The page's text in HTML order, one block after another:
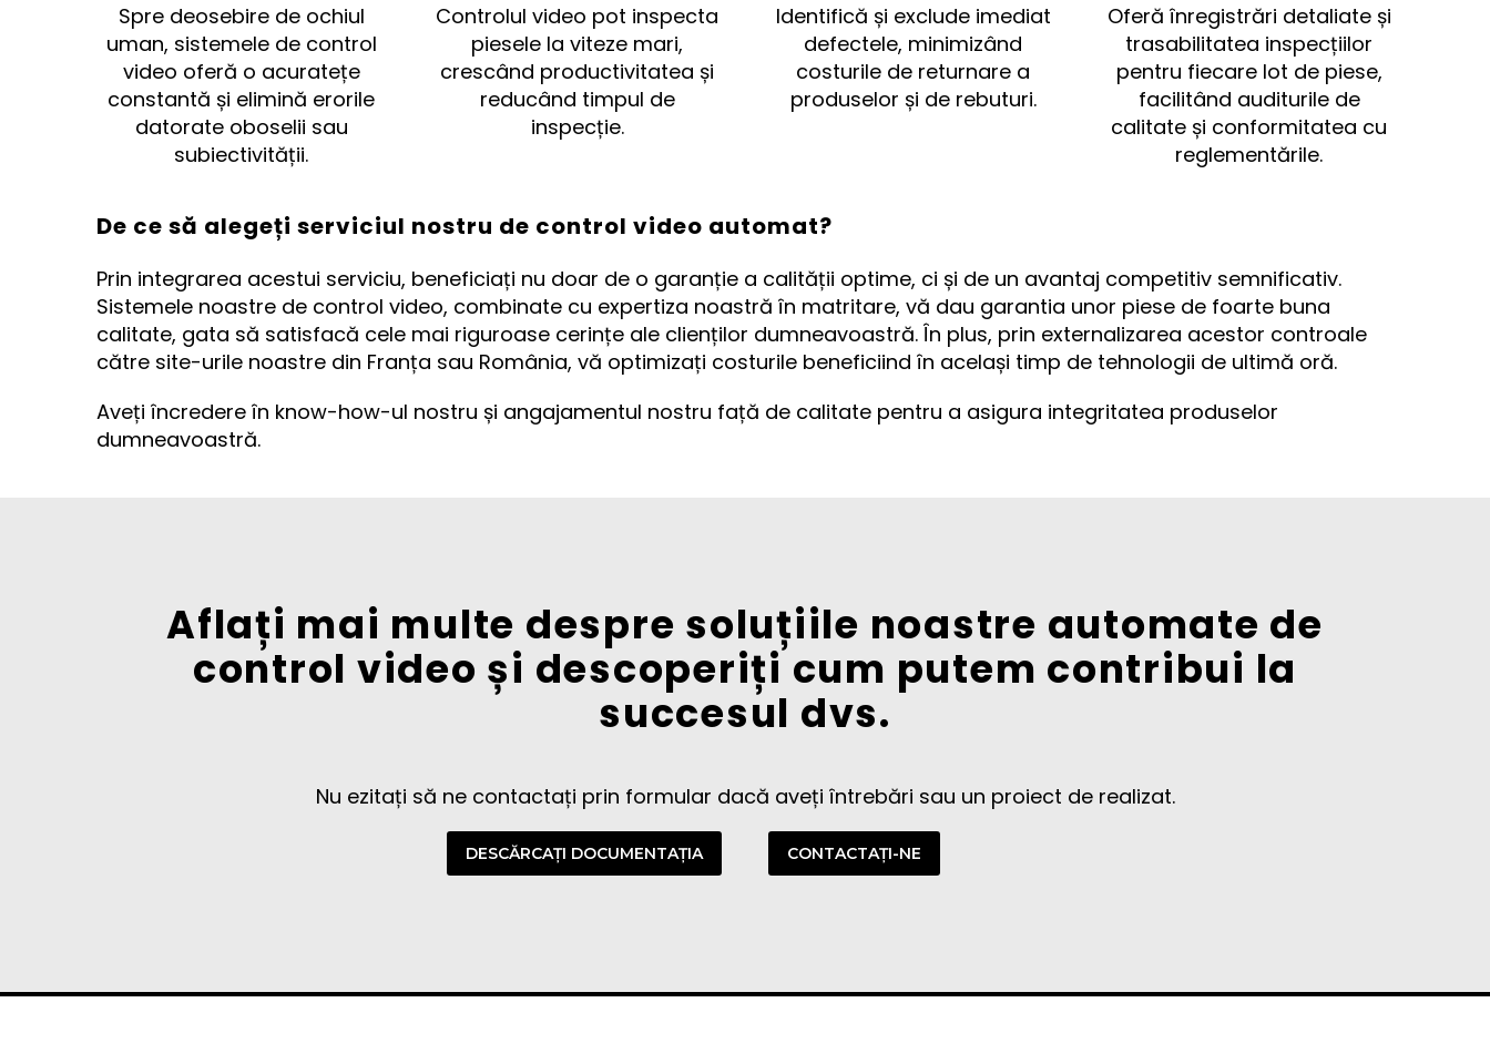
Spre deosebire de ochiul
uman, sistemele de control
video oferă o acuratețe
constantă și elimină erorile
datorate oboselii sau
subiectivității.
Controlul video pot inspecta
piesele la viteze mari,
crescând productivitatea și
reducând timpul de
inspecție.
Identifică și exclude imediat
defectele, minimizând
costurile de returnare a
produselor și de rebuturi.
Oferă înregistrări detaliate și
trasabilitatea inspecțiilor
pentru fiecare lot de piese,
facilitând auditurile de
calitate și conformitatea cu
reglementările.
De ce să alegeți serviciul nostru de control video automat?
Prin integrarea acestui serviciu, beneficiați nu doar de o garanție a calității optime, ci și de un avantaj competitiv semnificativ.
Sistemele noastre de control video, combinate cu expertiza noastră în matritare, vă dau garantia unor piese de foarte buna
calitate, gata să satisfacă cele mai riguroase cerințe ale clienților dumneavoastră. În plus, prin externalizarea acestor controale
către site-urile noastre din Franța sau România, vă optimizați costurile beneficiind în același timp de tehnologii de ultimă oră.
Aveți încredere în know-how-ul nostru și angajamentul nostru față de calitate pentru a asigura integritatea produselor
dumneavoastră.
Aflați mai multe despre soluțiile noastre automate de
control video și descoperiți cum putem contribui la
succesul dvs.
Nu ezitați să ne contactați prin formular dacă aveți întrebări sau un proiect de realizat.
DESCĂRCAȚI DOCUMENTAȚIA CONTACTAŢI-NE